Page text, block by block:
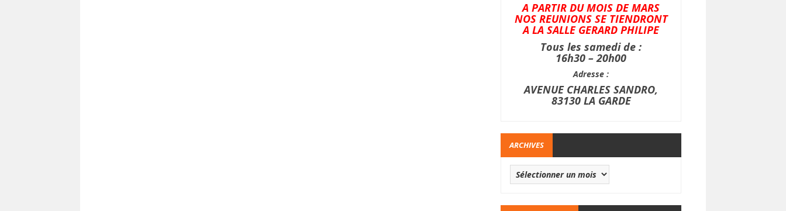
A PARTIR DU MOIS DE MARS
NOS REUNIONS SE TIENDRONT
A LA SALLE GERARD PHILIPE
Tous les samedi de :
16h30 – 20h00
Adresse :
AVENUE CHARLES SANDRO,
83130 LA GARDE
ARCHIVES